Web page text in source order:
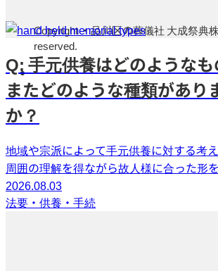
Copyright ・品川区の葬儀社 大成祭典
reserved.
Q: 手元供養はどのようなも
またどのような種類があり
か？
地域や宗派によって手元供養に対する考
周囲の理解を得ながら故人様に合った形
2026.08.03
法要・供養・手続